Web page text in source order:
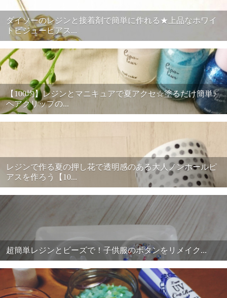
ダイソーのレジンと接着剤で簡単に作れる★上品なホワイ
トビジューピアス...
【100均】レジンとマニキュアで夏アクセ☆塗るだけ簡単♪
ヘアクリップの...
レジンで作る夏の押し花で透明感のある大人ノンホールピ
アスを作ろう【10...
超簡単レジンとビーズで！子供服のボタンをリメイク...